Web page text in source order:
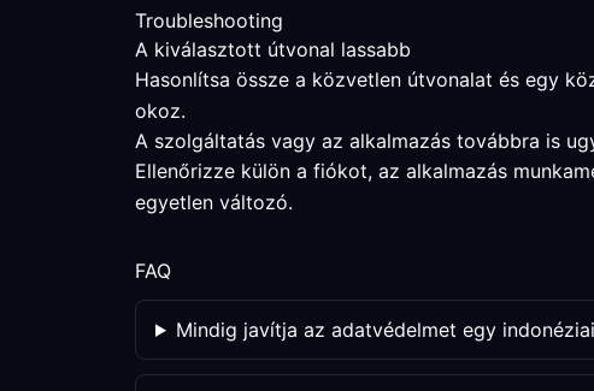
Troubleshooting
A kiválasztott útvonal lassabb
Hasonlítsa össze a közvetlen útvonalat és egy
okoz.
A szolgáltatás vagy az alkalmazás továbbra is
Ellenőrizze külön a fiókot, az alkalmazás
egyetlen változó.
FAQ
Mindig javítja az adatvédelmet egy